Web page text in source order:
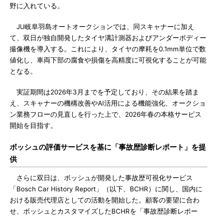
野に入れている。
JU岐阜羽島オートオークションでは、同スキャナーに加え
て、双日が独自開発したタイヤ溝計測器およびアンダーボディー
撮像機を導入する。これにより、タイヤの摩耗を0.1mm単位で数
値化し、車両下部の腐食や損傷を高精度に可視化することが可能
となる。
実証期間は2026年3月までを予定しており、その結果を踏ま
え、スキャナーの機構改善やAI活用による機能強化、オークショ
ン業務フローの見直しを行った上で、2026年春の本格サービス
開始を目指す。
ボッシュの評価サービスを基に「事故歴診断レポート」を提
供
さらに双日は、ボッシュが開発した事故歴可視化サービス
「Bosch Car History Report」（以下、BCHR）に関し、国内に
おける販売代理店としての活動を開始した。顧客の要望に合わ
せ、ボッシュとカスタマイズしたBCHRを「事故歴診断レポー